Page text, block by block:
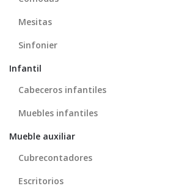
Mesitas
Sinfonier
Infantil
Cabeceros infantiles
Muebles infantiles
Mueble auxiliar
Cubrecontadores
Escritorios